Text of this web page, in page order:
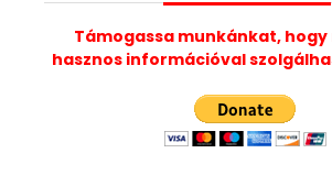
Támogassa munkánkat,
hasznos információval